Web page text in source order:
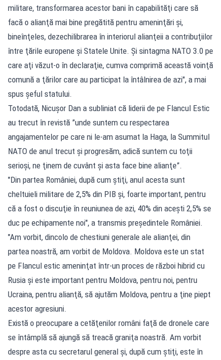
militare, transformarea acestor bani în capabilităţi care să
facă o alianţă mai bine pregătită pentru ameninţări şi,
bineînţeles, dezechilibrarea în interiorul alianţeii a contribuţiilor
între ţările europene şi Statele Unite. Şi sintagma NATO 3.0 pe
care aţi văzut-o în declaraţie, cumva comprimă această voinţă
comună a ţărilor care au participat la întâlnirea de azi", a mai
spus şeful statului.
Totodată, Nicușor Dan a subliniat că liderii de pe Flancul Estic
au trecut în revistă ”unde suntem cu respectarea
angajamentelor pe care ni le-am asumat la Haga, la Summitul
NATO de anul trecut şi progresăm, adică suntem cu toţii
serioşi, ne ţinem de cuvânt şi asta face bine alianţe”.
"Din partea României, după cum ştiţi, anul acesta sunt
cheltuieli militare de 2,5% din PIB şi, foarte important, pentru
că a fost o discuţie în reuniunea de azi, 40% din aceşti 2,5% se
duc pe echipamente noi", a transmis preşedintele României.
"Am vorbit, dincolo de chestiuni generale ale alianţei, din
partea noastră, am vorbit de Moldova. Moldova este un stat
pe Flancul estic ameninţat într-un proces de război hibrid cu
Rusia şi este important pentru Moldova, pentru noi, pentru
Ucraina, pentru alianţă, să ajutăm Moldova, pentru a ţine piept
acestor agresiuni.
Există o preocupare a cetăţenilor români faţă de dronele care
se întâmplă să ajungă să treacă graniţa noastră. Am vorbit
despre asta cu secretarul general şi, după cum ştiţi, este în